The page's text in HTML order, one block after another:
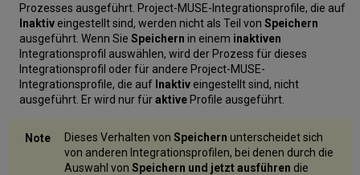
Prozesses ausgeführt. Project-MUSE-Integrationsprofile, die auf
Inaktiv eingestellt sind, werden nicht als Teil vonSpeichern
ausgeführt. Wenn SieSpeichern in einem inaktiven
Integrationsprofil auswählen, wird der Prozess für dieses
Integrationsprofil oder für andere Project-MUSE-
Integrationsprofile, die auf Inaktiv eingestellt sind, nicht
ausgeführt. Er wird nur füraktive Profile ausgeführt.
Dieses Verhalten vonSpeichern unterscheidet sich
von anderen Integrationsprofilen, bei denen durch die
Auswahl vonSpeichern und jetzt ausführen die